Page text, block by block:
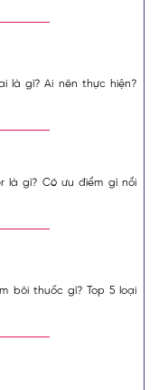
là gì? Ai nên thực hiện?
là gì? Có ưu điểm gì nổi
bôi thuốc gì? Top 5 loại